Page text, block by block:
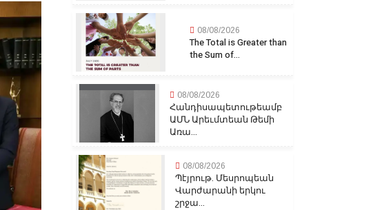
08/08/2026
The Total is Greater than
the Sum of...
08/08/2026
Հանդիսապետութեամբ
ԱՄՆ Արեւմտեան Թեմի
Առա...
08/08/2026
Պէյրութ. Մեսրոպեան
Վարժարանի երկու
շրջա...